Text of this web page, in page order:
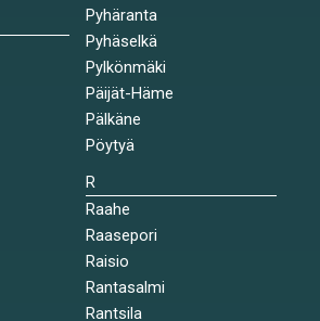
Pyhäranta
Pyhäselkä
Pylkönmäki
Päijät-Häme
Pälkäne
Pöytyä
R
Raahe
Raasepori
Raisio
Rantasalmi
Rantsila